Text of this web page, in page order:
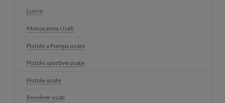
Lusso
Monocanna Usati
Pistole a Pompa usate
Pistole sportive usate
Pistole usate
Revolver usati